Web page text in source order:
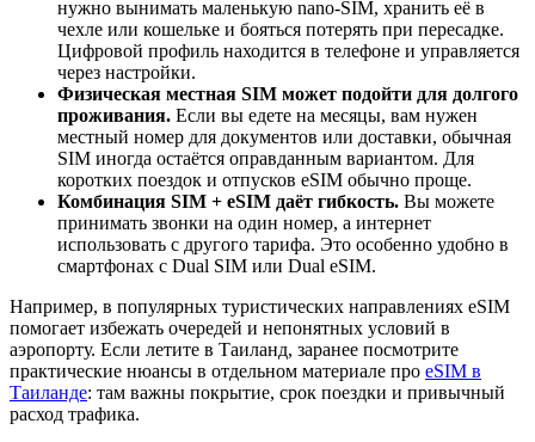
нужно вынимать маленькую nano-SIM, хранить её в
чехле или кошельке и бояться потерять при пересадке.
Цифровой профиль находится в телефоне и управляется
через настройки.
Физическая местная SIM может подойти для долгого
проживания. Если вы едете на месяцы, вам нужен
местный номер для документов или доставки, обычная
SIM иногда остаётся оправданным вариантом. Для
коротких поездок и отпусков eSIM обычно проще.
Комбинация SIM + eSIM даёт гибкость. Вы можете
принимать звонки на один номер, а интернет
использовать с другого тарифа. Это особенно удобно в
смартфонах с Dual SIM или Dual eSIM.
Например, в популярных туристических направлениях eSIM
помогает избежать очередей и непонятных условий в
аэропорту. Если летите в Таиланд, заранее посмотрите
практические нюансы в отдельном материале про eSIM в
Таиланде: там важны покрытие, срок поездки и привычный
расход трафика.